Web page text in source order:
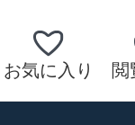
お気に入り 閲